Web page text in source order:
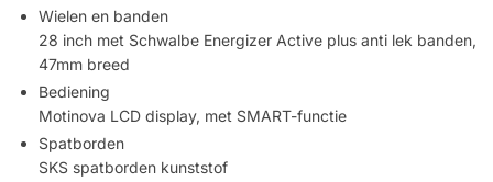
Wielen en banden
28 inch met Schwalbe Energizer Active plus anti lek banden,
47mm breed
Bediening
Motinova LCD display, met SMART-functie
Spatborden
SKS spatborden kunststof